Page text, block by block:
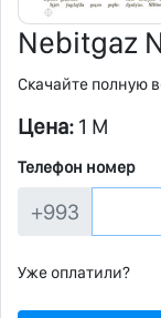
Nebitgaz
Скачайте полную
Цена: 1 M
Телефон номер
+993
Уже оплатили?